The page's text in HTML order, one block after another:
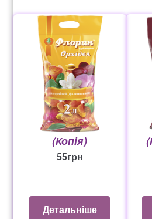
Рахунок 936
счет 1650
счет 300
счет 3235
счет 545
счет 575
(Копія)
55грн
Детальніше